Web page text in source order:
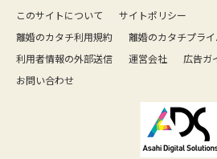
このサイトについて
サイトポリシー
離婚のカタチ利用規約
離婚のカタチプラ
利用者情報の外部送信
運営会社
広告ガ
お問い合わせ